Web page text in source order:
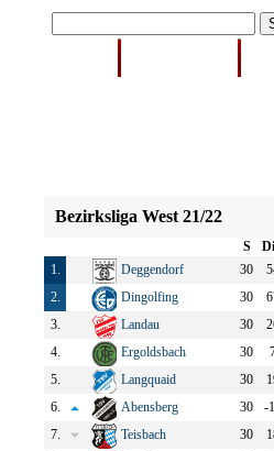
Bezirksliga West 21/22
S
1.
Deggendorf 30
2.
Dingolfing 30
3.
Landau 30
4.
Ergoldsbach 30
5.
Langquaid 30
6.
Abensberg 30 -
7.
Teisbach 30